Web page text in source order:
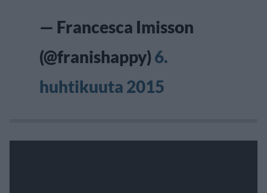
— Francesca Imisson
(@franishappy) 6.
huhtikuuta 2015